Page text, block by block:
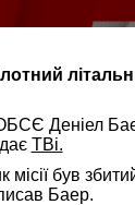
Деніел
ТВі.
був
Баер.